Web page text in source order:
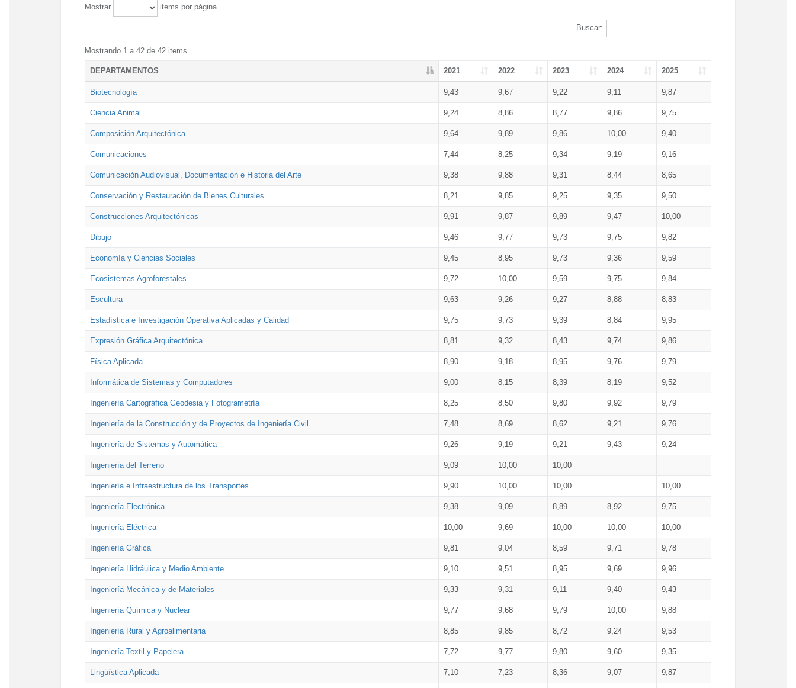
Mostrar items por página
Buscar:
Mostrando 1 a 42 de 42 items
DEPARTAMENTOS 2021 2022 2023 2024 2025
Biotecnología 9,43 9,67 9,22 9,11 9,87
Ciencia Animal 9,24 8,86 8,77 9,86 9,75
Composición Arquitectónica 9,64 9,89 9,86 10,00 9,40
Comunicaciones 7,44 8,25 9,34 9,19 9,16
Comunicación Audiovisual, Documentación e Historia del Arte 9,38 9,88 9,31 8,44 8,65
Conservación y Restauración de Bienes Culturales 8,21 9,85 9,25 9,35 9,50
Construcciones Arquitectónicas 9,91 9,87 9,89 9,47 10,00
Dibujo 9,46 9,77 9,73 9,75 9,82
Economía y Ciencias Sociales 9,45 8,95 9,73 9,36 9,59
Ecosistemas Agroforestales 9,72 10,00 9,59 9,75 9,84
Escultura 9,63 9,26 9,27 8,88 8,83
Estadística e Investigación Operativa Aplicadas y Calidad 9,75 9,73 9,39 8,84 9,95
Expresión Gráfica Arquitectónica 8,81 9,32 8,43 9,74 9,86
Física Aplicada 8,90 9,18 8,95 9,76 9,79
Informática de Sistemas y Computadores 9,00 8,15 8,39 8,19 9,52
Ingeniería Cartográfica Geodesia y Fotogrametría 8,25 8,50 9,80 9,92 9,79
Ingeniería de la Construcción y de Proyectos de Ingeniería Civil 7,48 8,69 8,62 9,21 9,76
Ingeniería de Sistemas y Automática 9,26 9,19 9,21 9,43 9,24
Ingeniería del Terreno 9,09 10,00 10,00
Ingeniería e Infraestructura de los Transportes 9,90 10,00 10,00 10,00
Ingeniería Electrónica 9,38 9,09 8,89 8,92 9,75
Ingeniería Eléctrica 10,00 9,69 10,00 10,00 10,00
Ingeniería Gráfica 9,81 9,04 8,59 9,71 9,78
Ingeniería Hidráulica y Medio Ambiente 9,10 9,51 8,95 9,69 9,96
Ingeniería Mecánica y de Materiales 9,33 9,31 9,11 9,40 9,43
Ingeniería Química y Nuclear 9,77 9,68 9,79 10,00 9,88
Ingeniería Rural y Agroalimentaria 8,85 9,85 8,72 9,24 9,53
Ingeniería Textil y Papelera 7,72 9,77 9,80 9,60 9,35
Lingüística Aplicada 7,10 7,23 8,36 9,07 9,87